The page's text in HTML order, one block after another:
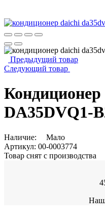
Предыдущий товар
Следующий товар
DA35DVQ1-
Наличие:
Мало
Артикул: 00-0003774
Товар снят с производства